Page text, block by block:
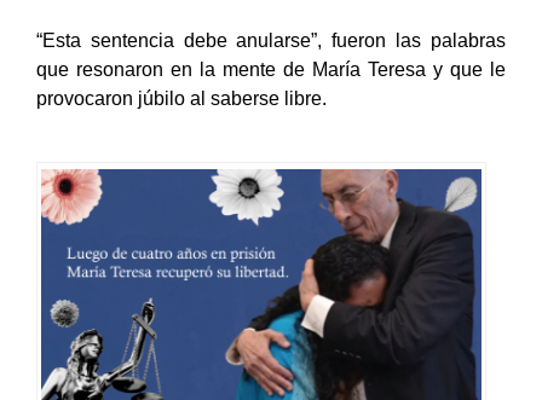
“Esta sentencia debe anularse”, fueron las palabras
que resonaron en la mente de María Teresa y que le
provocaron júbilo al saberse libre.